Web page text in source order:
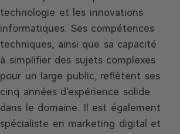
technologie et les innovations
informatiques. Ses compétences
techniques, ainsi que sa capacité
à simplifier des sujets complexes
pour un large public, reflètent ses
cinq années d'expérience solide
dans le domaine. Il est également
spécialiste en marketing digital et